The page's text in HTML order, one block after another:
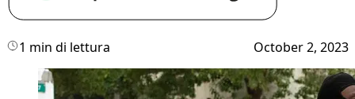
1 min di lettura October 2, 2023